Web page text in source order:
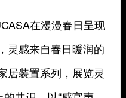
在漫漫春日呈现
灵感来自春日暖润的
居装置系列，展览灵